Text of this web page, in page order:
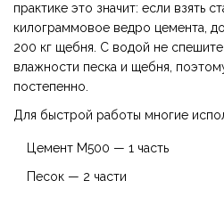
практике это значит: если взять
килограммовое ведро цемента,
200 кг щебня. С водой не
влажности песка и щебня,
постепенно.
Для быстрой работы многие
Цемент М500 — 1 часть
Песок — 2 части